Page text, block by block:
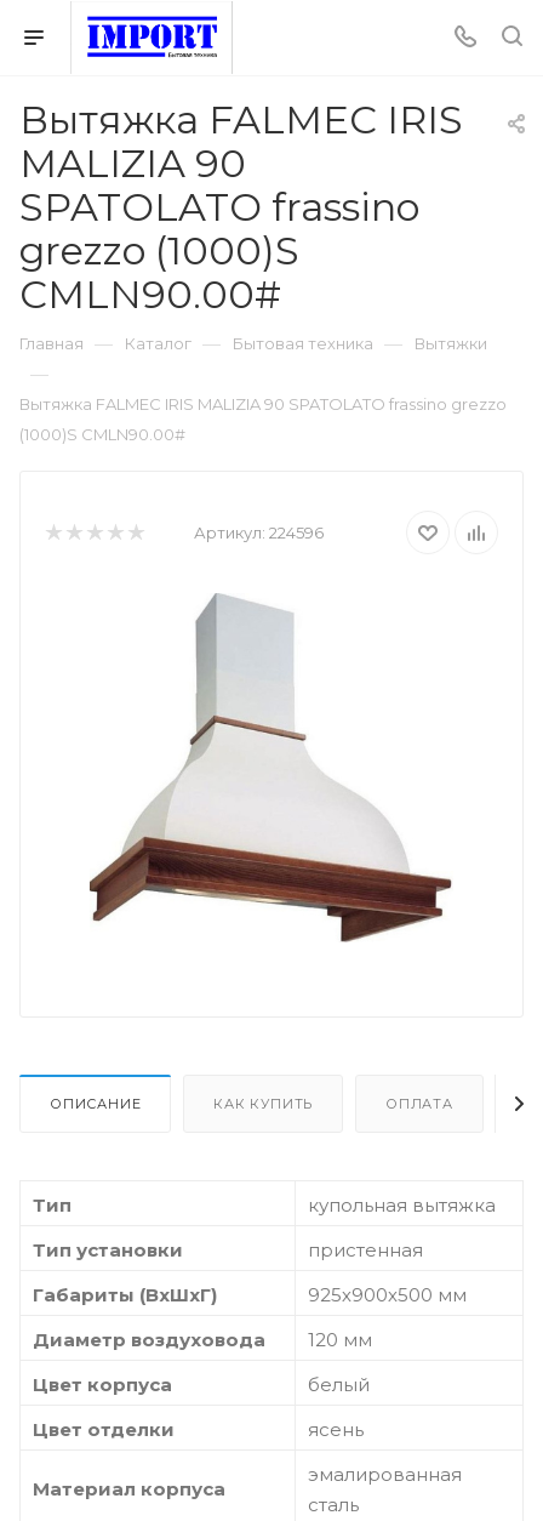
Вытяжка FALMEC IRIS
MALIZIA 90
SPATOLATO frassino
grezzo (1000)S
CMLN90.00#
Главная — Каталог — Бытовая техника — Вытяжки
—
Вытяжка FALMEC IRIS MALIZIA 90 SPATOLATO frassino grezzo
(1000)S CMLN90.00#
Артикул: 224596
ОПИСАНИЕ КАК КУПИТЬ ОПЛАТА
Тип
купольная вытяжка
Тип установки
пристенная
Габариты (ВхШхГ)
925х900х500 мм
Диаметр воздуховода
120 мм
Цвет корпуса
белый
Цвет отделки
ясень
Материал корпуса
эмалированная
сталь